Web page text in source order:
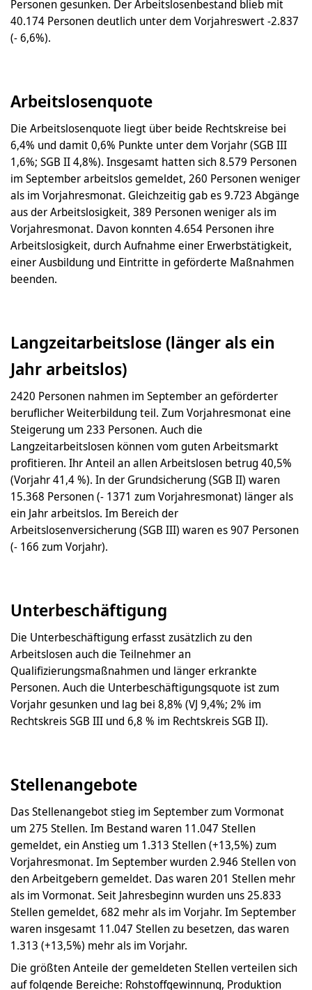
Personen gesunken. Der Arbeitslosenbestand blieb mit
40.174 Personen deutlich unter dem Vorjahreswert -2.837
(- 6,6%).
Arbeitslosenquote
Die Arbeitslosenquote liegt über beide Rechtskreise bei
6,4% und damit 0,6% Punkte unter dem Vorjahr (SGB III
1,6%; SGB II 4,8%). Insgesamt hatten sich 8.579 Personen
im September arbeitslos gemeldet, 260 Personen weniger
als im Vorjahresmonat. Gleichzeitig gab es 9.723 Abgänge
aus der Arbeitslosigkeit, 389 Personen weniger als im
Vorjahresmonat. Davon konnten 4.654 Personen ihre
Arbeitslosigkeit, durch Aufnahme einer Erwerbstätigkeit,
einer Ausbildung und Eintritte in geförderte Maßnahmen
beenden.
Langzeitarbeitslose (länger als ein
Jahr arbeitslos)
2420 Personen nahmen im September an geförderter
beruflicher Weiterbildung teil. Zum Vorjahresmonat eine
Steigerung um 233 Personen. Auch die
Langzeitarbeitslosen können vom guten Arbeitsmarkt
profitieren. Ihr Anteil an allen Arbeitslosen betrug 40,5%
(Vorjahr 41,4 %). In der Grundsicherung (SGB II) waren
15.368 Personen (- 1371 zum Vorjahresmonat) länger als
ein Jahr arbeitslos. Im Bereich der
Arbeitslosenversicherung (SGB III) waren es 907 Personen
(- 166 zum Vorjahr).
Unterbeschäftigung
Die Unterbeschäftigung erfasst zusätzlich zu den
Arbeitslosen auch die Teilnehmer an
Qualifizierungsmaßnahmen und länger erkrankte
Personen. Auch die Unterbeschäftigungs­quote ist zum
Vorjahr gesunken und lag bei 8,8% (VJ 9,4%; 2% im
Rechtskreis SGB III und 6,8 % im Rechtskreis SGB II).
Stellenangebote
Das Stellenangebot stieg im September zum Vormonat
um 275 Stellen. Im Bestand waren 11.047 Stellen
gemeldet, ein Anstieg um 1.313 Stellen (+13,5%) zum
Vorjahresmonat. Im September wurden 2.946 Stellen von
den Arbeitgebern gemeldet. Das waren 201 Stellen mehr
als im Vormonat. Seit Jahresbeginn wurden uns 25.833
Stellen gemeldet, 682 mehr als im Vorjahr. Im September
waren insgesamt 11.047 Stellen zu besetzen, das waren
1.313 (+13,5%) mehr als im Vorjahr.
Die größten Anteile der gemeldeten Stellen verteilen sich
auf folgende Bereiche: Rohstoffgewinnung, Produktion